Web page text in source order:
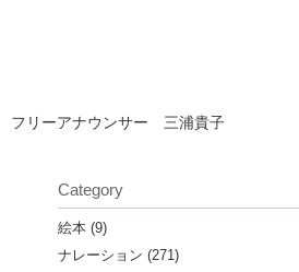
フリーアナウンサー 三浦貴子
Category
絵本(9)
ナレーション (271)